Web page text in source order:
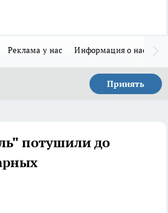
Реклама у нас Информация о нас
Принять
потушили до